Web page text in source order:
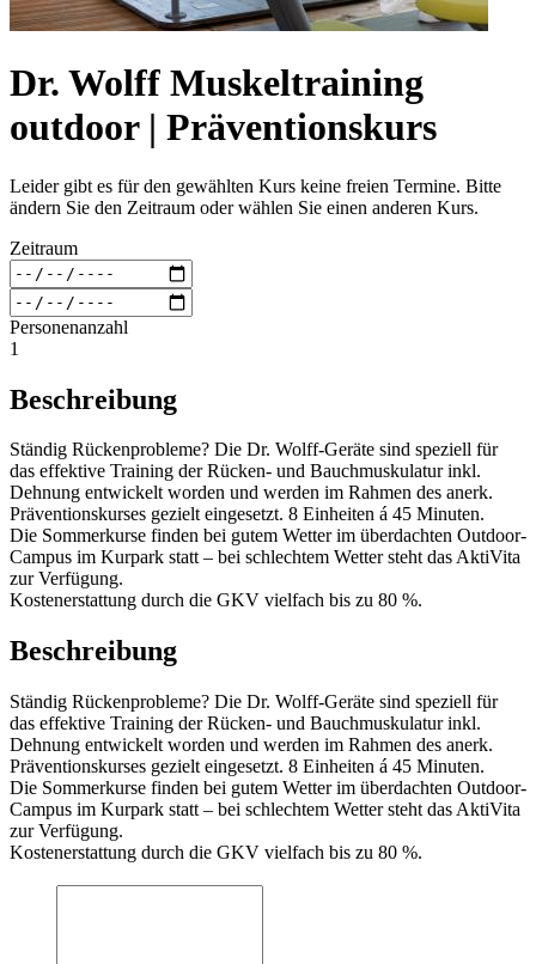
Dr. Wolff Muskeltraining
outdoor | Präventionskurs
Leider gibt es für den gewählten Kurs keine freien Termine. Bitte
ändern Sie den Zeitraum oder wählen Sie einen anderen Kurs.
Zeitraum
Personenanzahl
1
Beschreibung
Ständig Rückenprobleme? Die Dr. Wolff-Geräte sind speziell für
das effektive Training der Rücken- und Bauchmuskulatur inkl.
Dehnung entwickelt worden und werden im Rahmen des anerk.
Präventionskurses gezielt eingesetzt. 8 Einheiten á 45 Minuten.
Die Sommerkurse finden bei gutem Wetter im überdachten Outdoor-
Campus im Kurpark statt – bei schlechtem Wetter steht das AktiVita
zur Verfügung.
Kostenerstattung durch die GKV vielfach bis zu 80 %.
Beschreibung
Ständig Rückenprobleme? Die Dr. Wolff-Geräte sind speziell für
das effektive Training der Rücken- und Bauchmuskulatur inkl.
Dehnung entwickelt worden und werden im Rahmen des anerk.
Präventionskurses gezielt eingesetzt. 8 Einheiten á 45 Minuten.
Die Sommerkurse finden bei gutem Wetter im überdachten Outdoor-
Campus im Kurpark statt – bei schlechtem Wetter steht das AktiVita
zur Verfügung.
Kostenerstattung durch die GKV vielfach bis zu 80 %.